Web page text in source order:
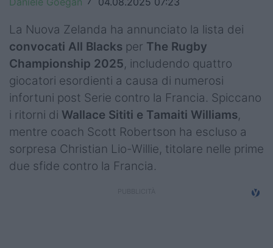
Rugby World Cup
Super Rugby
Rugby in TV
Mercato
Serie A Elite
La Nuova Zelanda ha annunciato la lista dei
convocati All Blacks per The Rugby
Championship 2025, includendo quattro
giocatori esordienti a causa di numerosi
infortuni post Serie contro la Francia. Spiccano
i ritorni di Wallace Sititi e Tamaiti Williams,
mentre coach Scott Robertson ha escluso a
sorpresa Christian Lio-Willie, titolare nelle prime
due sfide contro la Francia.